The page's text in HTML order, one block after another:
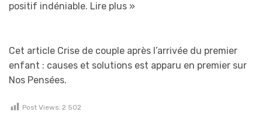
positif indéniable. Lire plus »
Cet article Crise de couple après l’arrivée du premier
enfant : causes et solutions est apparu en premier sur
Nos Pensées.
Post Views: 2 502